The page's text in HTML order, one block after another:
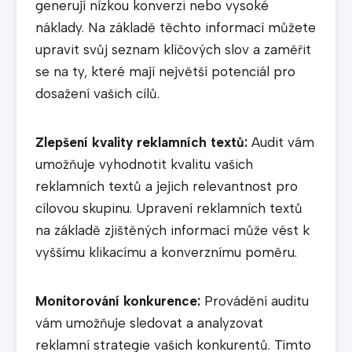
generují nízkou konverzi nebo vysoké
náklady. Na základě těchto informací můžete
upravit svůj seznam klíčových slov a zaměřit
se na ty, které mají největší potenciál pro
dosažení vašich cílů.
Zlepšení kvality reklamních textů:Audit vám
umožňuje vyhodnotit kvalitu vašich
reklamních textů a jejich relevantnost pro
cílovou skupinu. Upravení reklamních textů
na základě zjištěných informací může vést k
vyššímu klikacímu a konverznímu poměru.
Monitorování konkurence:Provádění auditu
vám umožňuje sledovat a analyzovat
reklamní strategie vašich konkurentů. Tímto